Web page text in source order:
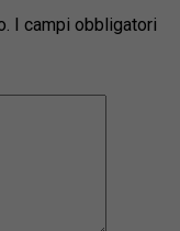
I campi obbligatori